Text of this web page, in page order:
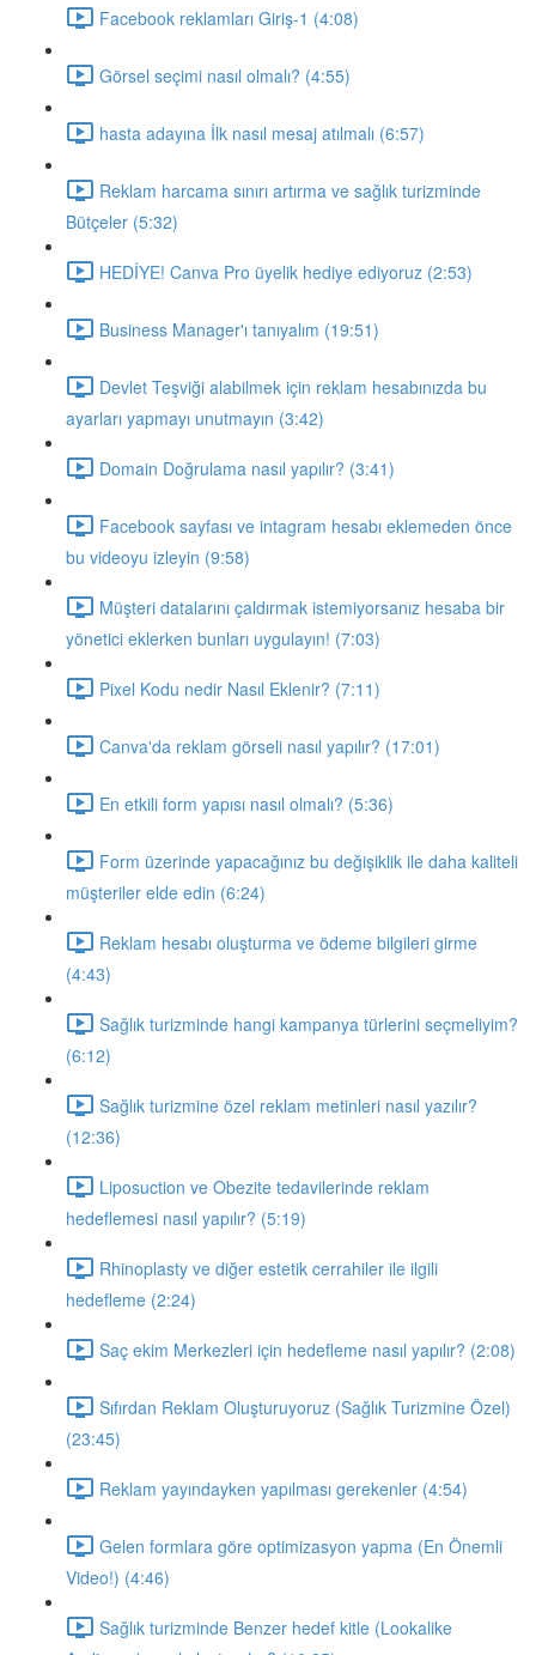
Facebook reklamları Giriş-1 (4:08)
Görsel seçimi nasıl olmalı? (4:55)
hasta adayına İlk nasıl mesaj atılmalı (6:57)
Reklam harcama sınırı artırma ve sağlık turizminde
Bütçeler (5:32)
HEDİYE! Canva Pro üyelik hediye ediyoruz (2:53)
Business Manager'ı tanıyalım (19:51)
Devlet Teşviği alabilmek için reklam hesabınızda bu
ayarları yapmayı unutmayın (3:42)
Domain Doğrulama nasıl yapılır? (3:41)
Facebook sayfası ve intagram hesabı eklemeden önce
bu videoyu izleyin (9:58)
Müşteri datalarını çaldırmak istemiyorsanız hesaba bir
yönetici eklerken bunları uygulayın! (7:03)
Pixel Kodu nedir Nasıl Eklenir? (7:11)
Canva'da reklam görseli nasıl yapılır? (17:01)
En etkili form yapısı nasıl olmalı? (5:36)
Form üzerinde yapacağınız bu değişiklik ile daha kaliteli
müşteriler elde edin (6:24)
Reklam hesabı oluşturma ve ödeme bilgileri girme
(4:43)
Sağlık turizminde hangi kampanya türlerini seçmeliyim?
(6:12)
Sağlık turizmine özel reklam metinleri nasıl yazılır?
(12:36)
Liposuction ve Obezite tedavilerinde reklam
hedeflemesi nasıl yapılır? (5:19)
Rhinoplasty ve diğer estetik cerrahiler ile ilgili
hedefleme (2:24)
Saç ekim Merkezleri için hedefleme nasıl yapılır? (2:08)
Sıfırdan Reklam Oluşturuyoruz (Sağlık Turizmine Özel)
(23:45)
Reklam yayındayken yapılması gerekenler (4:54)
Gelen formlara göre optimizasyon yapma (En Önemli
Video!) (4:46)
Sağlık turizminde Benzer hedef kitle (Lookalike